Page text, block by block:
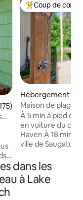
moyenne sur la
Coups de cœur
Coup de cœur
Hébergement ⋅
n
Maison de plage
jacuzzi
À 5 min à pied de
en voiture du
Haven À 18 min en voiture du centre-
ville de Saugatuck Évadez-vous dans
Haven, dans une
exclusive, à
d'une plage
dans les
à Lake